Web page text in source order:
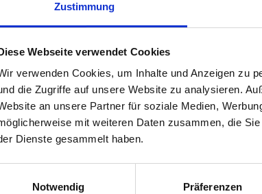
Zustimmung
Webseite verwendet Cookies
verwenden Cookies, um Inhalte und Anzeigen zu
die Zugriffe auf unsere Website zu analysieren.
an unsere Partner für soziale Medien,
mit weiteren Daten zusammen, die
Dienste gesammelt haben.
Notwendig
Präferenzen
Detailinformationen